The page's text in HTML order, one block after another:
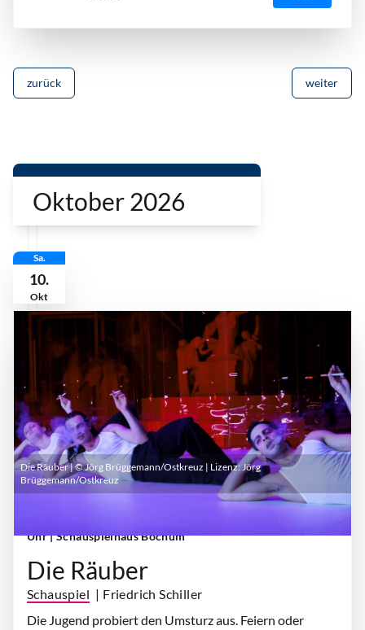
zurück weiter
Oktober 2026
Sa.
10.
Okt
Uhr| Schauspielhaus Bochum
Die Räuber
Schauspiel | Friedrich Schiller
Die Jugend probiert den Umsturz aus. Feiern oder
Die Räuber | © Jörg Brüggemann/Ostkreuz | Lizenz:Jörg
Brüggemann/Ostkreuz